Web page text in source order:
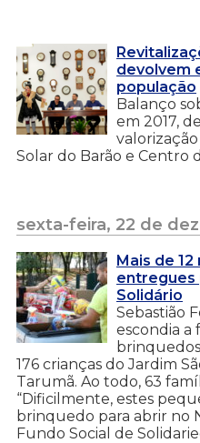
devolvem
população
Balanço
em 2017,
Solar do Barão e Centro
sexta-feira, 22 de
Mais de
entregues
Solidário
Sebastião
escondia a
176 crianças do Jardim
Tarumã. Ao todo, 63
“Dificilmente, estes
brinquedo para abrir no
Fundo Social de